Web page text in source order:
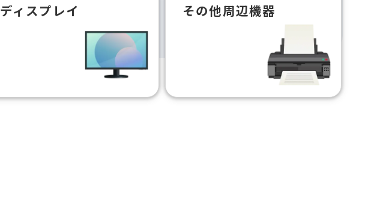
ディスプレイ その他周辺機器